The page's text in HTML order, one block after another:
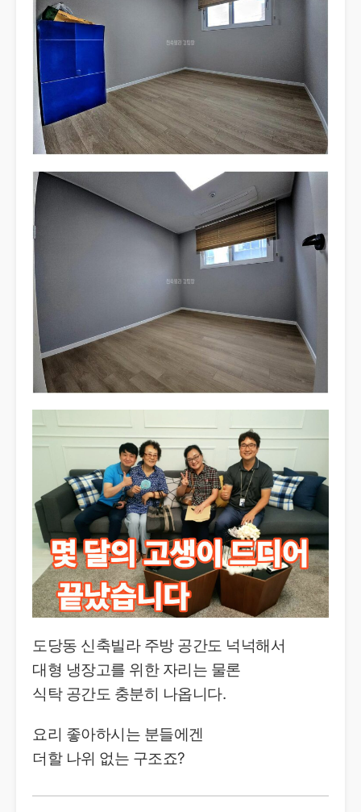
도당동 신축빌라 주방 공간도 넉넉해서
대형 냉장고를 위한 자리는 물론
식탁 공간도 충분히 나옵니다.
요리 좋아하시는 분들에겐
더할 나위 없는 구조죠?